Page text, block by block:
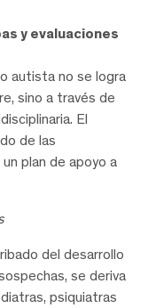
y evaluaciones
autista no se logra
sino a través de
El
de las
plan de apoyo a
del desarrollo
se deriva
psiquiatras